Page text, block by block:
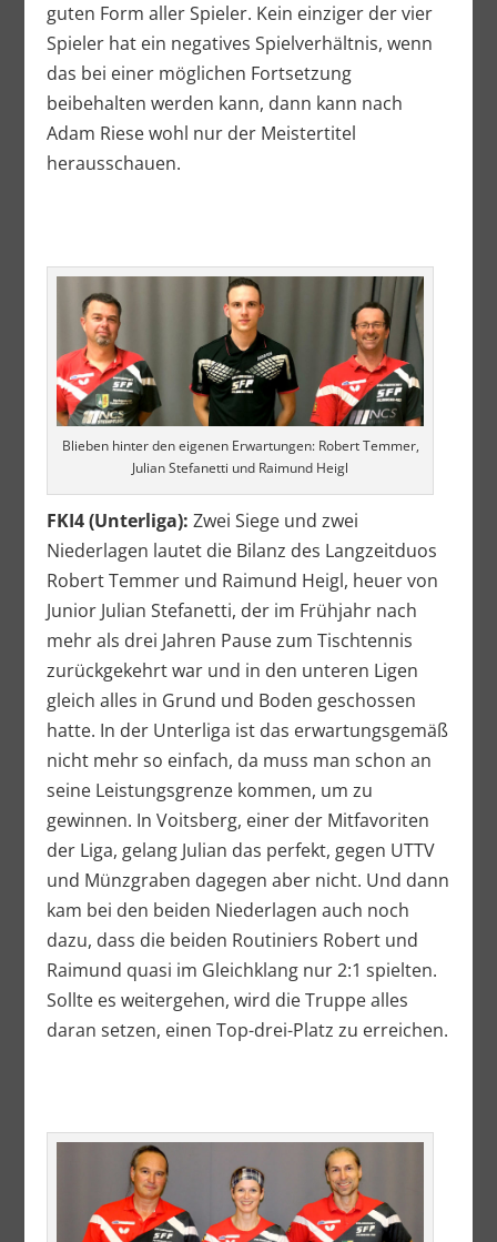
guten Form aller Spieler. Kein einziger der vier
Spieler hat ein negatives Spielverhältnis, wenn
das bei einer möglichen Fortsetzung
beibehalten werden kann, dann kann nach
Adam Riese wohl nur der Meistertitel
herausschauen.
Blieben hinter den eigenen Erwartungen: Robert Temmer,
Julian Stefanetti und Raimund Heigl
FKI4 (Unterliga): Zwei Siege und zwei
Niederlagen lautet die Bilanz des Langzeitduos
Robert Temmer und Raimund Heigl, heuer von
Junior Julian Stefanetti, der im Frühjahr nach
mehr als drei Jahren Pause zum Tischtennis
zurückgekehrt war und in den unteren Ligen
gleich alles in Grund und Boden geschossen
hatte. In der Unterliga ist das erwartungsgemäß
nicht mehr so einfach, da muss man schon an
seine Leistungsgrenze kommen, um zu
gewinnen. In Voitsberg, einer der Mitfavoriten
der Liga, gelang Julian das perfekt, gegen UTTV
und Münzgraben dagegen aber nicht. Und dann
kam bei den beiden Niederlagen auch noch
dazu, dass die beiden Routiniers Robert und
Raimund quasi im Gleichklang nur 2:1 spielten.
Sollte es weitergehen, wird die Truppe alles
daran setzen, einen Top-drei-Platz zu erreichen.